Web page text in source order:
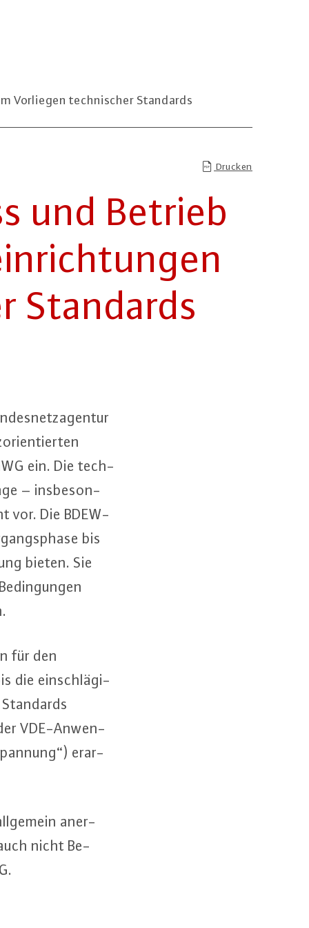
Vorliegen technischer Standards
Drucken
und Betrieb
Standards
ein. Die tech­
– ins­be­son­
vor. Die BDEW-
bis
bieten. Sie
für den
die ein­schlä­gi­
VDE-An­wen­
er­ar­
an­er­
nicht Be­